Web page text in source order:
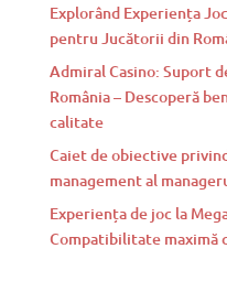
Explorând Experiența
pentru Jucătorii din
Admiral Casino: Suport
România – Descoperă
calitate
Caiet de obiective
management al
Experiența de joc la
Compatibilitate maximă